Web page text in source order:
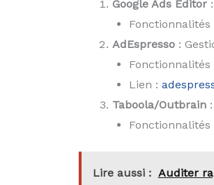
Google Ads Editor:
Fonctionnalités
AdEspresso:
Fonctionnalités
Lien :
Taboola/Outbrain:
Lire aussi : Auditer